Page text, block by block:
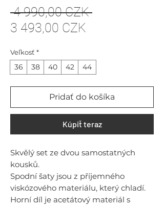
4 990,00 CZK Normálna
3 493,00 CZK
Veľkosť *
36 38 40 42 44
Pridať do košíka
Kúpiť teraz
Skvělý set ze dvou samostatných
kousků.
Spodní šaty jsou z příjemného
viskózového materiálu, který chladí.
Horní díl je acetátový materiál s